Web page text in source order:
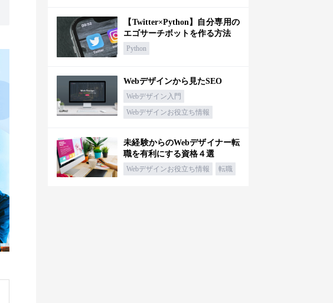
【Twitter×Python】自分専用の
エゴサーチボットを作る方法
Python
Webデザインから見たSEO
Webデザイン入門
Webデザインお役立ち情報
未経験からのWebデザイナー転
職を有利にする資格４選
Webデザインお役立ち情報 転職